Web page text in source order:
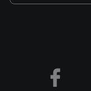
Facebook